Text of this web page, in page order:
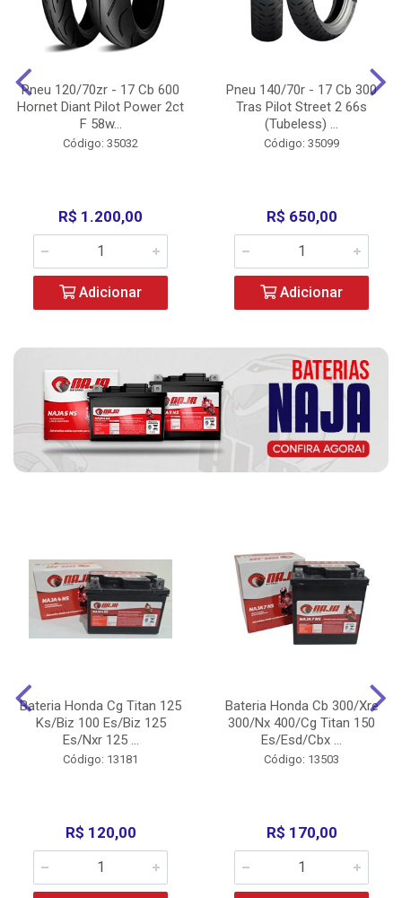
Pneu 120/70zr - 17 Cb 600
Hornet Diant Pilot Power 2ct
F 58w...
Código: 35032
R$ 1.200,00
Adicionar
Pneu 140/70r - 17 Cb 300
Tras Pilot Street 2 66s
(Tubeless) ...
Código: 35099
R$ 650,00
Adicionar
Bateria Honda Cg Titan 125
Ks/Biz 100 Es/Biz 125
Es/Nxr 125 ...
Código: 13181
R$ 120,00
Bateria Honda Cb 300/Xre
300/Nx 400/Cg Titan 150
Es/Esd/Cbx ...
Código: 13503
R$ 170,00